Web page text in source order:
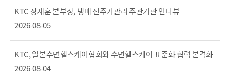
KTC 장재훈 본부장, 냉매 전주기관리 주관기관 인터뷰
2026-08-05
KTC, 일본수면헬스케어협회와 수면헬스케어 표준화 협력 본격화
2026-08-04